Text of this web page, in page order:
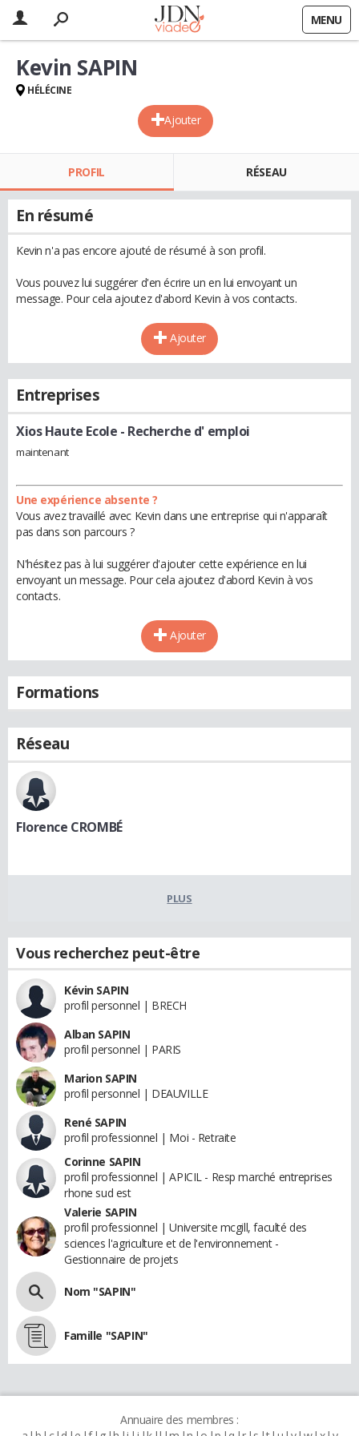
MENU
Ajouter
Kevin SAPIN
HÉLÉCINE
PROFIL RÉSEAU
En résumé
Kevin n'a pas encore ajouté de résumé à son profil.
Vous pouvez lui suggérer d'en écrire un en lui envoyant un
message. Pour cela ajoutez d'abord Kevin à vos contacts.
Ajouter
Entreprises
Xios Haute Ecole - Recherche d' emploi
maintenant
Une expérience absente ?
Vous avez travaillé avec Kevin dans une entreprise qui n'apparaît
pas dans son parcours ?
N'hésitez pas à lui suggérer d'ajouter cette expérience en lui
envoyant un message. Pour cela ajoutez d'abord Kevin à vos
contacts.
Ajouter
Formations
Réseau
Florence CROMBÉ
PLUS
Vous recherchez peut-être
Kévin SAPIN
profil personnel | BRECH
Alban SAPIN
profil personnel | PARIS
Marion SAPIN
profil personnel | DEAUVILLE
René SAPIN
profil professionnel | Moi - Retraite
Corinne SAPIN
profil professionnel | APICIL - Resp marché entreprises
rhone sud est
Valerie SAPIN
profil professionnel | Universite mcgill, faculté des
sciences l'agriculture et de l'environnement -
Gestionnaire de projets
Nom "SAPIN"
Famille "SAPIN"
Annuaire des membres :